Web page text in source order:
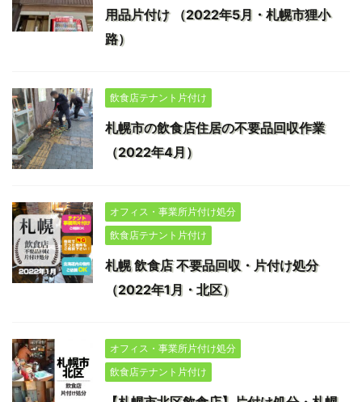
用品片付け （2022年5月・札幌市狸小
路）
飲食店テナント片付け
札幌市の飲食店住居の不要品回収作業
（2022年4月）
オフィス・事業所片付け処分
飲食店テナント片付け
札幌 飲食店 不要品回収・片付け処分
（2022年1月・北区）
オフィス・事業所片付け処分
飲食店テナント片付け